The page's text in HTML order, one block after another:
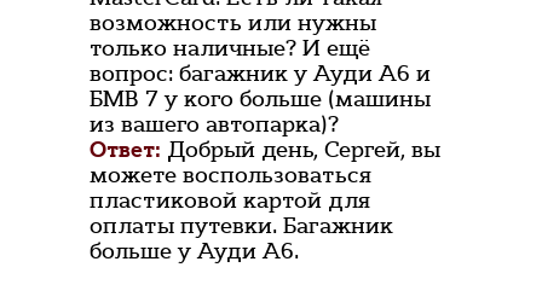
возможность или нужны
только наличные? И ещё
вопрос: багажник у Ауди А6 и
БМВ 7 у кого больше (машины
из вашего автопарка)?
Ответ: Добрый день, Сергей, вы
можете воспользоваться
пластиковой картой для
оплаты путевки. Багажник
больше у Ауди A6.